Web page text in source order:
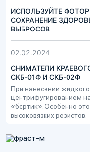
ИСПОЛЬЗУЙТЕ
СОХРАНЕНИЕ
ВЫБРОСОВ
02.02.2024
СНИМАТЕЛИ
СКБ-01Ф И СКБ-02Ф
При нанесении
центрифугированием
«бортик». Особенно это
высоковязких резистов.